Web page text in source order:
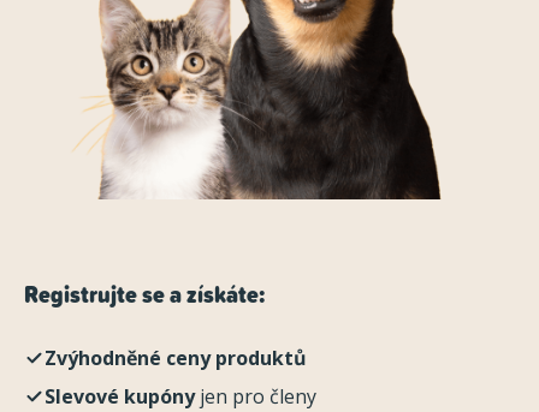
Registrujte se a získáte:
Zvýhodněné ceny produktů
Slevové kupónyjen pro členy